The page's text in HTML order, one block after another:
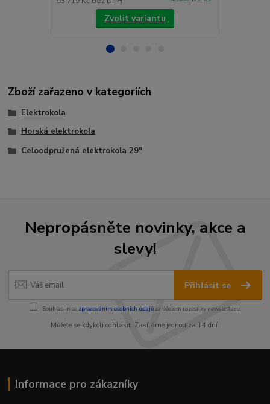
Zvolit variantu
Zboží zařazeno v kategoriích
Elektrokola
Horská elektrokola
Celoodpružená elektrokola 29"
Nepropásněte novinky, akce a
slevy!
Přihlásit se
Souhlasím se zpracováním osobních údajůza účelem rozesílky newsletteru.
Můžete se kdykoli odhlásit. Zasíláme jednou za 14 dní.
Informace pro zákazníky